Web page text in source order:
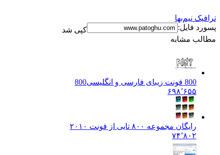
نیم‌بها
فایل:
کپی شد
مشابه
800
۶۹۸٬۶۵۵
رایگان مجموعه ۸۰۰ تایی از فونت ۲۰۱۰
۷۴٬۸۰۲